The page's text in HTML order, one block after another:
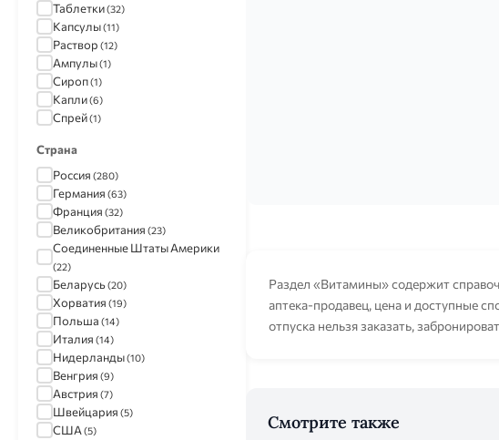
Таблетки(32)
Капсулы(11)
Раствор (12)
Ампулы(1)
Сироп(1)
Капли(6)
Спрей(1)
Страна
Россия (280)
Германия (63)
Франция (32)
Великобритания (23)
Соединенные Штаты Америки
(22)
Беларусь(20)
Хорватия (19)
Польша (14)
Италия (14)
Нидерланды(10)
Венгрия (9)
Австрия (7)
Швейцария (5)
США (5)
Раздел «Витамины» содержит
аптека-продавец, цена и доступные
отпуска нельзя заказать,
Смотрите также